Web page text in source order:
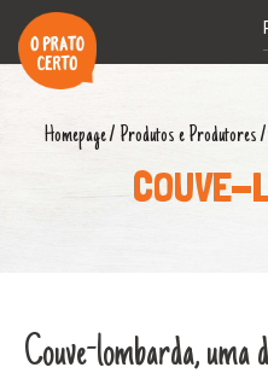
Homepage/ Produtos e Produtores/
COUVE-
Couve-lombarda, uma